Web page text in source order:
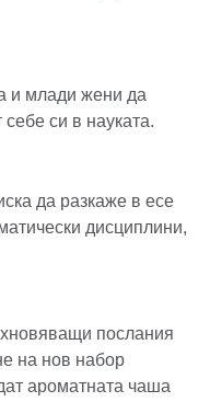
и млади жени да
си в науката.
да разкажe в есе
дисциплини,
послания
на нов набор
ароматната чаша